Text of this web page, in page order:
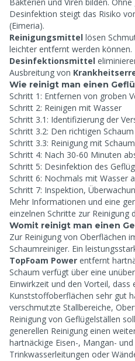
Desinfektion steigt das Risiko
(Eimeria).
Reinigungsmittel lösen
leichter entfernt werden können.
Desinfektionsmittel
Ausbreitung von
Wie reinigt man einen
Schritt 1: Entfernen von groben
Schritt 2: Reinigen mit Wasser
Schritt 3.1: Identifizierung der
Schritt 3.2: Den richtigen
Schritt 3.3: Reinigung mit
Schritt 4: Nach 30-60 Minuten
Schritt 5: Desinfektion des
Schritt 6: Nochmals mit Wasser
Schritt 7: Inspektion,
Mehr Informationen und eine
einzelnen Schritte zur Reinigung
Womit reinigt man einen
Zur Reinigung von Oberflächen
Schaumreiniger. Ein
TopFoam Power entfernt
Schaum verfügt über eine
Einwirkzeit und den Vorteil, dass
Kunststoffoberflächen sehr gut
verschmutzte Stallbereiche,
Reinigung von Geflügelställen
generellen Reinigung einen
hartnäckige Eisen-, Mangan-
Trinkwasserleitungen oder